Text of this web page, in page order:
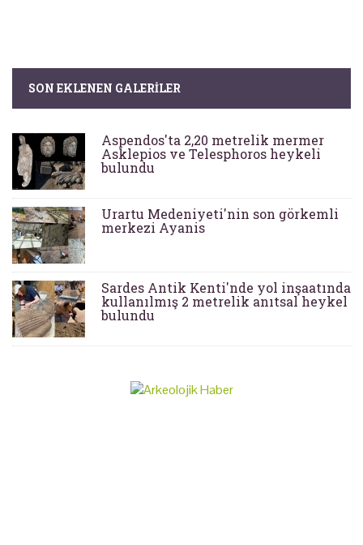
SON EKLENEN GALERILER
Aspendos'ta 2,20 metrelik mermer
Asklepios ve Telesphoros heykeli
bulundu
Urartu Medeniyeti'nin son görkemli
merkezi Ayanis
Sardes Antik Kenti'nde yol inşaatında
kullanılmış 2 metrelik anıtsal heykel
bulundu